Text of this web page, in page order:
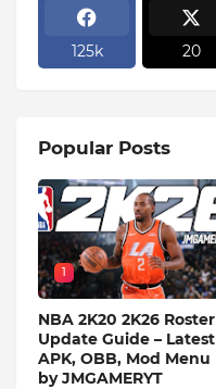
125k 20
Popular Posts
1
NBA 2K20 2K26 Roster
Update Guide – Latest
APK, OBB, Mod Menu
by JMGAMERYT